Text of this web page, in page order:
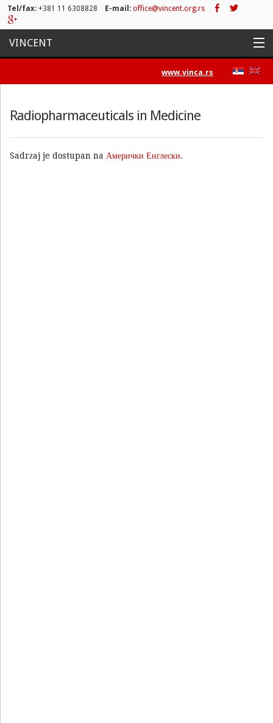
Tel/fax: +381 11 6308828 E-mail: office@vincent.org.rs
VINCENT
Aktivnosti
Spisak publikacija
www.vinca.rs
Radiopharmaceuticals in Medicine
Sadržaj je dostupan na Амерички Енглески.